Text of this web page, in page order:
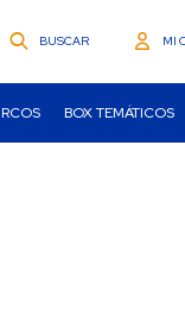
BOX TEMÁTICOS